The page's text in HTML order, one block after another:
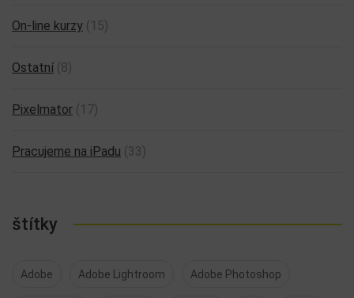
On-line kurzy (15)
Ostatní (8)
Pixelmator (17)
Pracujeme na iPadu (33)
štítky
Adobe Adobe Lightroom Adobe Photoshop